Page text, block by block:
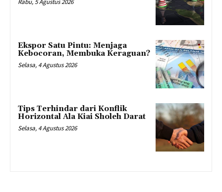
Rabu, 5 Agustus 2026
Ekspor Satu Pintu: Menjaga
Kebocoran, Membuka Keraguan?
Selasa, 4 Agustus 2026
Tips Terhindar dari Konflik
Horizontal Ala Kiai Sholeh Darat
Selasa, 4 Agustus 2026